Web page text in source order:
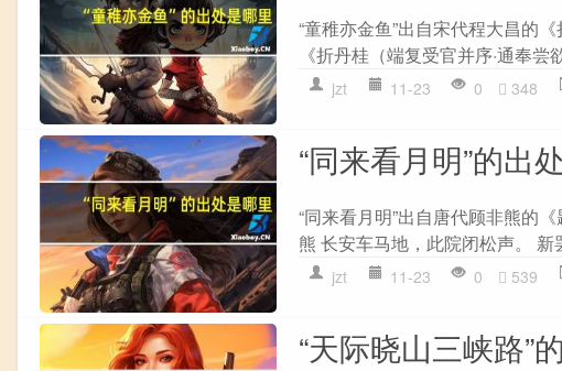
“童稚亦金鱼”出自宋代程大昌的
《折丹桂（端复受官并序·通奉
jzt 11-23 0 348
“同来看月明”的出
“同来看月明”出自唐代顾非熊的
熊 长安车马地，此院闭松声。
jzt 11-23 0 539
“天际晓山三峡路”